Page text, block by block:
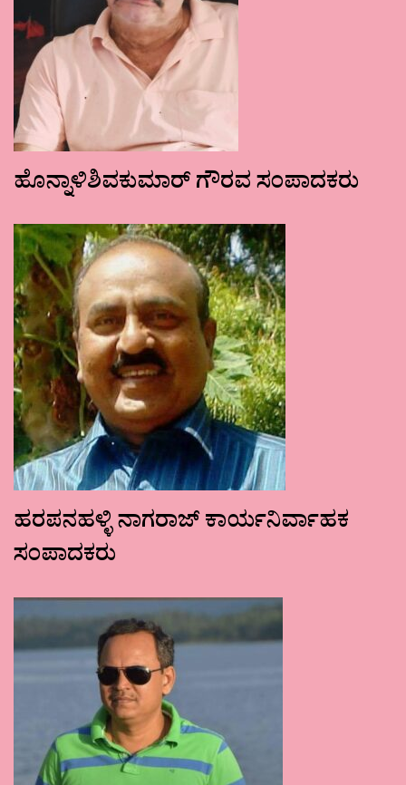
ಹೊನ್ನಾಳಿಶಿವಕುಮಾರ್ ಗೌರವ ಸಂಪಾದಕರು
ಹರಪನಹಳ್ಳಿ ನಾಗರಾಜ್ ಕಾರ್ಯನಿರ್ವಾಹಕ
ಸಂಪಾದಕರು